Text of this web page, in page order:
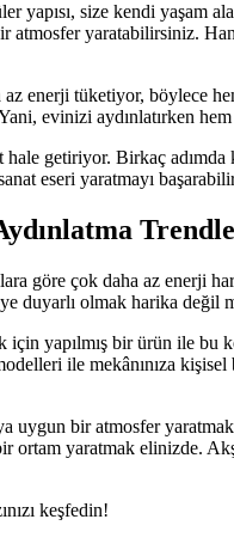
size kendi yaşam
atmosfer yaratabilirsiniz.
enerji tüketiyor, böylece
evinizi aydınlatırken
getiriyor. Birkaç adımda
eseri yaratmayı
göre çok daha az enerji
duyarlı olmak harika değil
yapılmış bir ürün ile bu
ile mekânınıza
uygun bir atmosfer
ortam yaratmak elinizde.
keşfedin!